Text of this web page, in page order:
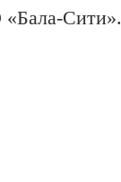
Сити».